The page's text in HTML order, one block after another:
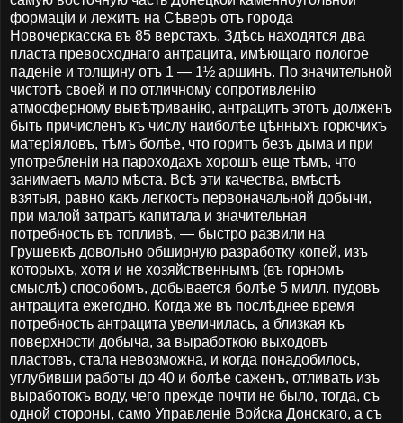
формаціи и лежитъ на Сѣверъ отъ города
Новочеркасска въ 85 верстахъ. Здѣсь находятся два
пласта превосходнаго антрацита, имѣющаго пологое
паденіе и толщину отъ 1 — 1½ аршинъ. По значительной
чистотѣ своей и по отличному сопротивленію
атмосферному вывѣтриванію, антрацитъ этотъ долженъ
быть причисленъ къ числу наиболѣе цѣнныхъ горючихъ
матеріяловъ, тѣмъ болѣе, что горитъ безъ дыма и при
употребленіи на пароходахъ хорошъ еще тѣмъ, что
занимаетъ мало мѣста. Всѣ эти качества, вмѣстѣ
взятыя, равно какъ легкость первоначальной добычи,
при малой затратѣ капитала и значительная
потребность въ топливѣ, — быстро развили на
Грушевкѣ довольно обширную разработку копей, изъ
которыхъ, хотя и не хозяйственнымъ (въ горномъ
смыслѣ) способомъ, добывается болѣе 5 милл. пудовъ
антрацита ежегодно. Когда же въ послѣднее время
потребность антрацита увеличилась, а близкая къ
поверхности добыча, за выработкою выходовъ
пластовъ, стала невозможна, и когда понадобилось,
углубивши работы до 40 и болѣе саженъ, отливать изъ
выработокъ воду, чего прежде почти не было, тогда, съ
одной стороны, само Управленіе Войска Донскаго, а съ